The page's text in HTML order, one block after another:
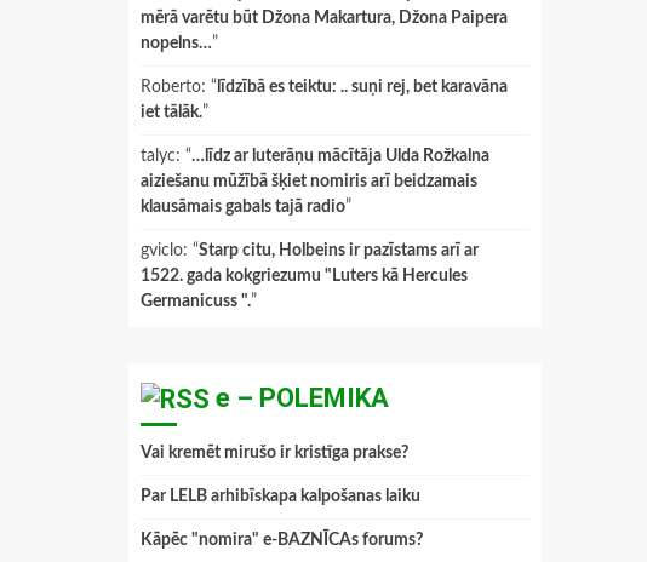
mērā varētu būt Džona Makartura, Džona Paipera
nopelns…”
Roberto: “ līdzībā es teiktu: .. suņi rej, bet karavāna
iet tālāk.”
talyc: “…līdz ar luterāņu mācītāja Ulda Rožkalna
aiziešanu mūžībā šķiet nomiris arī beidzamais
klausāmais gabals tajā radio”
gviclo: “Starp citu, Holbeins ir pazīstams arī ar
1522. gada kokgriezumu "Luters kā Hercules
Germanicuss ".”
e – POLEMIKA
Vai kremēt mirušo ir kristīga prakse?
Par LELB arhibīskapa kalpošanas laiku
Kāpēc "nomira" e-BAZNĪCAs forums?